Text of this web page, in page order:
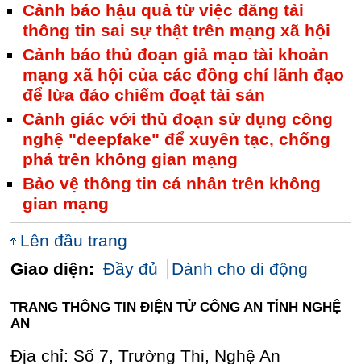
Cảnh báo hậu quả từ việc đăng tải
thông tin sai sự thật trên mạng xã hội
Cảnh báo thủ đoạn giả mạo tài khoản
mạng xã hội của các đồng chí lãnh đạo
để lừa đảo chiếm đoạt tài sản
Cảnh giác với thủ đoạn sử dụng công
nghệ "deepfake" để xuyên tạc, chống
phá trên không gian mạng
Bảo vệ thông tin cá nhân trên không
gian mạng
Lên đầu trang
Giao diện: Đầy đủ Dành cho di động
TRANG THÔNG TIN ĐIỆN TỬ CÔNG AN TỈNH NGHỆ
AN
Địa chỉ: Số 7, Trường Thi, Nghệ An